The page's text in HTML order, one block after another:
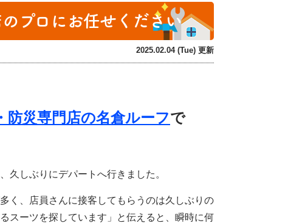
プロにお任せください
2025.02.04 (Tue) 更新
災専門店の名倉ルーフで
久しぶりにデパートへ行きました。
く、店員さんに接客してもらうのは久しぶりの
スーツを探しています」と伝えると、瞬時に何